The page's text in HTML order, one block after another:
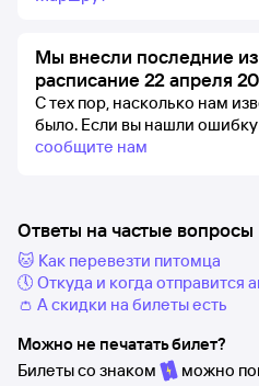
Мы внесли последние
расписание 22 апреля
С тех пор, насколько нам
было. Если вы нашли
сообщите нам
Ответы на частые вопросы
🐱 Как перевезти питомца
🕔 Откуда и когда отправится
👛 А скидки на билеты есть
Можно не печатать билет?
Билеты со знаком
можно